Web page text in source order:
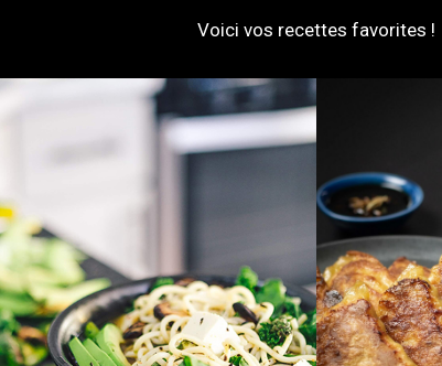
Voici vos recettes favorites !